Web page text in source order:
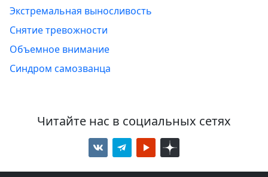
Экстремальная выносливость
Снятие тревожности
Объемное внимание
Синдром самозванца
Читайте нас в социальных сетях